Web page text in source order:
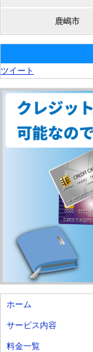
鹿嶋市
ツイート
ホーム
サービス内容
料金一覧